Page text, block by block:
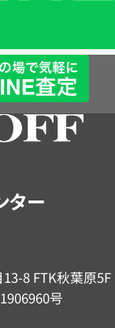
ター
8 FTK秋葉原5F
号